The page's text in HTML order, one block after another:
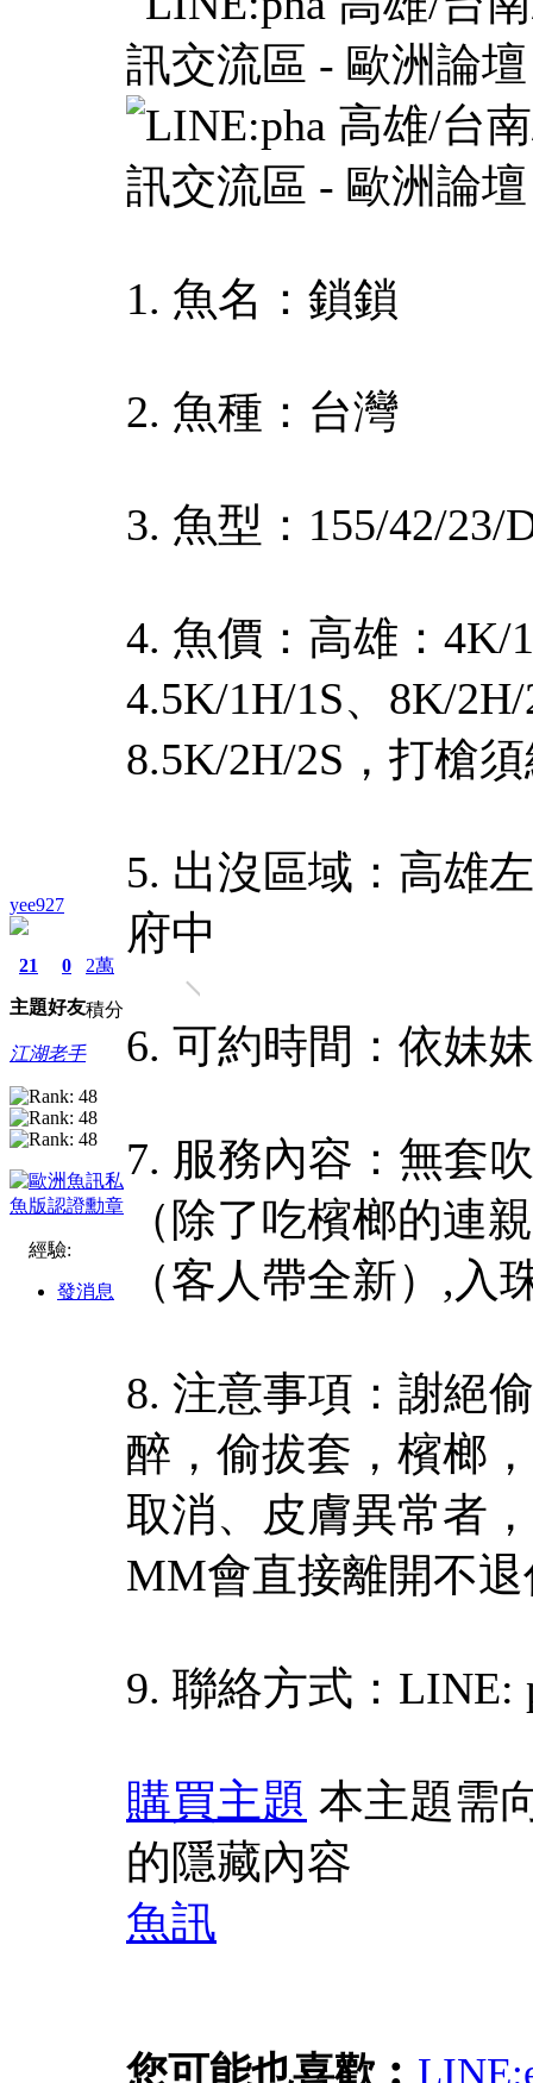
yee927
21
主題
0
好友
2萬
積分
江湖老手
經驗:
發消息
1. 魚名：鎖鎖
2. 魚種：台灣
3. 魚型：155/42/23/
4. 魚價：高雄：4K/
4.5K/1H/1S、8K/
8.5K/2H/2S，打槍
5. 出沒區域：高雄
府中
6. 可約時間：依妹
7. 服務內容：無套
（除了吃檳榔的連
（客人帶全新）,入
8. 注意事項：謝絕
醉，偷拔套，檳榔
取消、皮膚異常者
MM會直接離開不
9. 聯絡方式：
購買主題 本主題需
的隱藏內容
魚訊
您可能也喜歡︰